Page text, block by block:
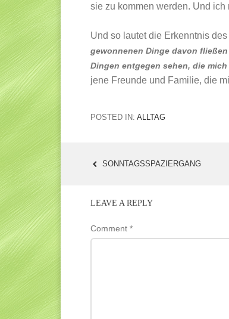
sie zu kommen werden. Und ich
Und so lautet die Erkenntnis
gewonnenen Dinge davon
Dingen entgegen sehen, die mich
jene Freunde und Familie, die
POSTED IN: ALLTAG
POST
SONNTAGSSPAZIERGANG
LEAVE A REPLY
Comment *